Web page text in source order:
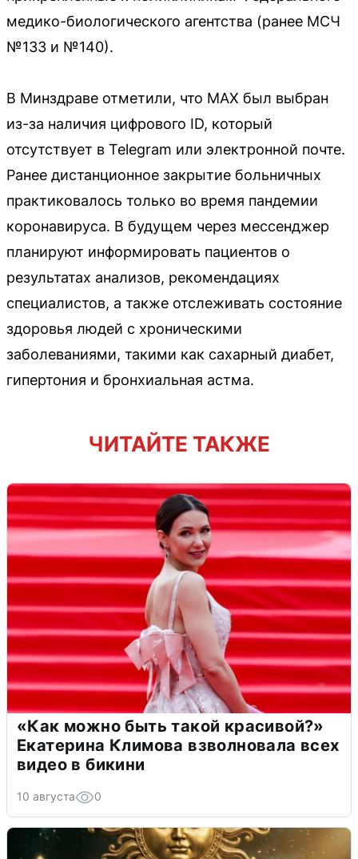
медико-биологического агентства (ранее МСЧ
№133 и №140).
В Минздраве отметили, что MAX был выбран
из-за наличия цифрового ID, который
отсутствует в Telegram или электронной почте.
Ранее дистанционное закрытие больничных
практиковалось только во время пандемии
коронавируса. В будущем через мессенджер
планируют информировать пациентов о
результатах анализов, рекомендациях
специалистов, а также отслеживать состояние
здоровья людей с хроническими
заболеваниями, такими как сахарный диабет,
гипертония и бронхиальная астма.
ЧИТАЙТЕ ТАКЖЕ
«Как можно быть такой красивой?»
Екатерина Климова взволновала всех
видео в бикини
10 августа 0